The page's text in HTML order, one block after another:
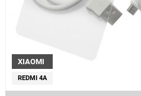
XIAOMI
REDMI 4A